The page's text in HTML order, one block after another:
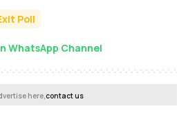
Poll
WhatsApp Channel
here, contact us